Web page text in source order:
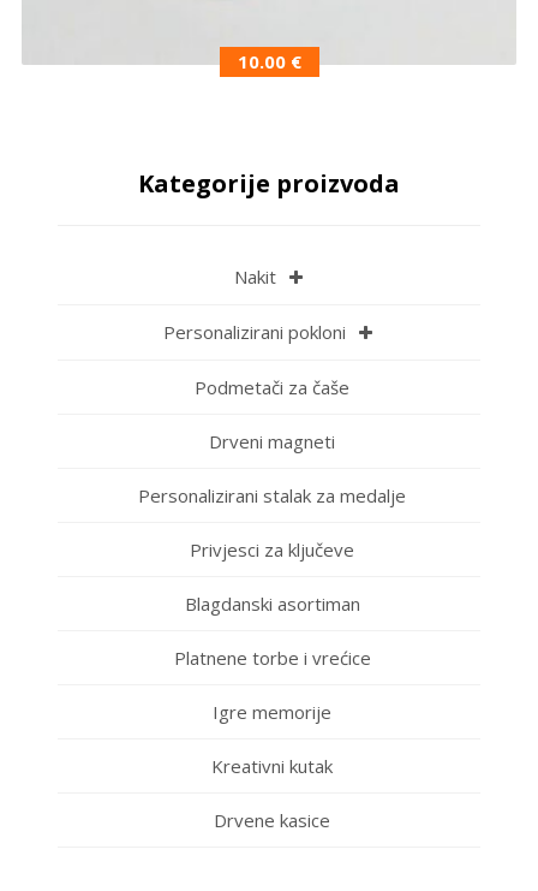
10.00 €
Kategorije proizvoda
Nakit
Personalizirani pokloni
Podmetači za čaše
Drveni magneti
Personalizirani stalak za medalje
Privjesci za ključeve
Blagdanski asortiman
Platnene torbe i vrećice
Igre memorije
Kreativni kutak
Drvene kasice